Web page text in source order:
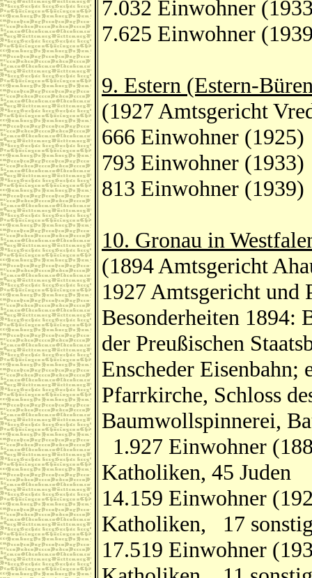
7.032 Einwohner
7.625 Einwohner
9. Estern (Estern-
(1927 Amtsgericht
666 Einwohner (1925)
793 Einwohner (1933)
813 Einwohner (1939)
10. Gronau in
(1894 Amtsgericht
1927 Amtsgericht und
Besonderheiten 1894:
der Preußischen
Enscheder Eisenbahn;
Pfarrkirche, Schloss
Baumwollspinnerei,
1.927 Einwohner
Katholiken, 45 Juden
14.159 Einwohner
Katholiken, 17
17.519 Einwohner